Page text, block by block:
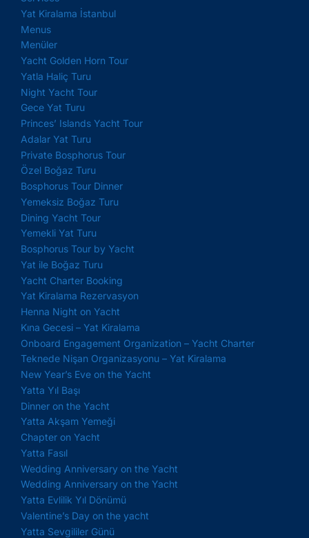
Yat Kiralama İstanbul
Menus
Menüler
Yacht Golden Horn Tour
Yatla Haliç Turu
Night Yacht Tour
Gece Yat Turu
Princes’ Islands Yacht Tour
Adalar Yat Turu
Private Bosphorus Tour
Özel Boğaz Turu
Bosphorus Tour Dinner
Yemeksiz Boğaz Turu
Dining Yacht Tour
Yemekli Yat Turu
Bosphorus Tour by Yacht
Yat ile Boğaz Turu
Yacht Charter Booking
Yat Kiralama Rezervasyon
Henna Night on Yacht
Kına Gecesi – Yat Kiralama
Onboard Engagement Organization – Yacht Charter
Teknede Nişan Organizasyonu – Yat Kiralama
New Year’s Eve on the Yacht
Yatta Yıl Başı
Dinner on the Yacht
Yatta Akşam Yemeği
Chapter on Yacht
Yatta Fasıl
Wedding Anniversary on the Yacht
Wedding Anniversary on the Yacht
Yatta Evlilik Yıl Dönümü
Valentine’s Day on the yacht
Yatta Sevgililer Günü